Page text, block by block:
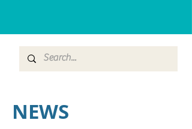
NEWS